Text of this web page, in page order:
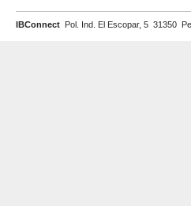
IBConnect Pol. Ind. El Escopar, 5 31350